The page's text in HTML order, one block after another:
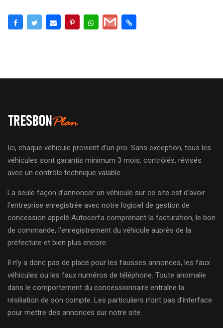
Ici, chaque véhicule provient d’un pro. Sans exception, tous les
véhicules sont garantis minimum 3 mois, contrôlés, révisés
avec un contrôle technique valable.
La seule façon d’annoncer un véhicule sur ce site est d’avoir
l’entreprise enregistrée avec notre logiciel de gestion de
concession appelé Autocerfa comprenant la facturation, le bon
de commande, l’enregistrement du véhicule auprès de la
préfecture et bien plus encore.
Il n’y a donc pas de place pour les fausses annonces, les faux
véhicules ou les faux numéros de téléphone. Toute anomalie
dans le comportement du concessionnaire entraîne la
résiliation de son compte. Les particuliers n’ont pas d’interface
pour mettre des annonces sur notre site.